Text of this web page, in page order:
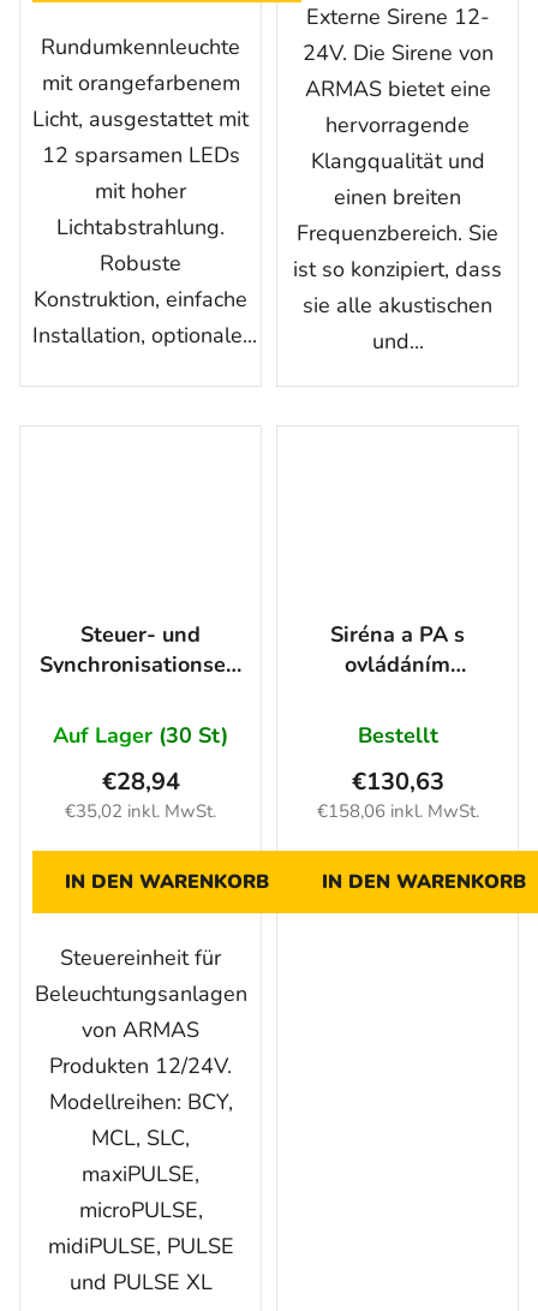
Rundumkennleuchte
mit orangefarbenem
Licht, ausgestattet mit
12 sparsamen LEDs
mit hoher
Lichtabstrahlung.
Robuste
Konstruktion, einfache
Installation, optionale...
Externe Sirene 12-
24V. Die Sirene von
ARMAS bietet eine
hervorragende
Klangqualität und
einen breiten
Frequenzbereich. Sie
ist so konzipiert, dass
sie alle akustischen
und...
Steuer- und
Synchronisationseinheit
Auf Lager (30 St)
€35,02 inkl. MwSt.
€28,94
IN DEN WARENKORB
Steuereinheit für
Beleuchtungsanlagen
von ARMAS
Produkten 12/24V.
Modellreihen: BCY,
MCL, SLC,
maxiPULSE,
microPULSE,
midiPULSE, PULSE
und PULSE XL
Siréna a PA s
ovládáním
(s kabelovým
ovládáním)
Bestellt
€158,06 inkl. MwSt.
€130,63
IN DEN WARENKORB